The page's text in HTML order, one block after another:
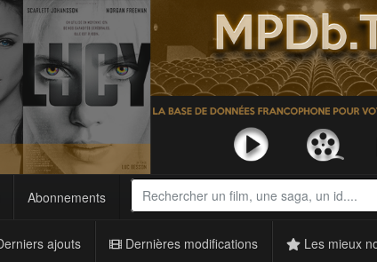
Abonnements
ajouts Dernières modifications Les mieux